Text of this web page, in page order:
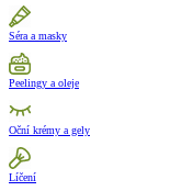
Séra a masky
Peelingy a oleje
Oční krémy a gely
Líčení